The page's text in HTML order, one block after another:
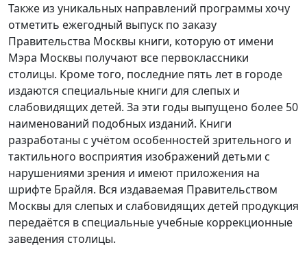
Также из уникальных направлений программы хочу
отметить ежегодный выпуск по заказу
Правительства Москвы книги, которую от имени
Мэра Москвы получают все первоклассники
столицы. Кроме того, последние пять лет в городе
издаются специальные книги для слепых и
слабовидящих детей. За эти годы выпущено более 50
наименований подобных изданий. Книги
разработаны с учётом особенностей зрительного и
тактильного восприятия изображений детьми с
нарушениями зрения и имеют приложения на
шрифте Брайля. Вся издаваемая Правительством
Москвы для слепых и слабовидящих детей продукция
передаётся в специальные учебные коррекционные
заведения столицы.